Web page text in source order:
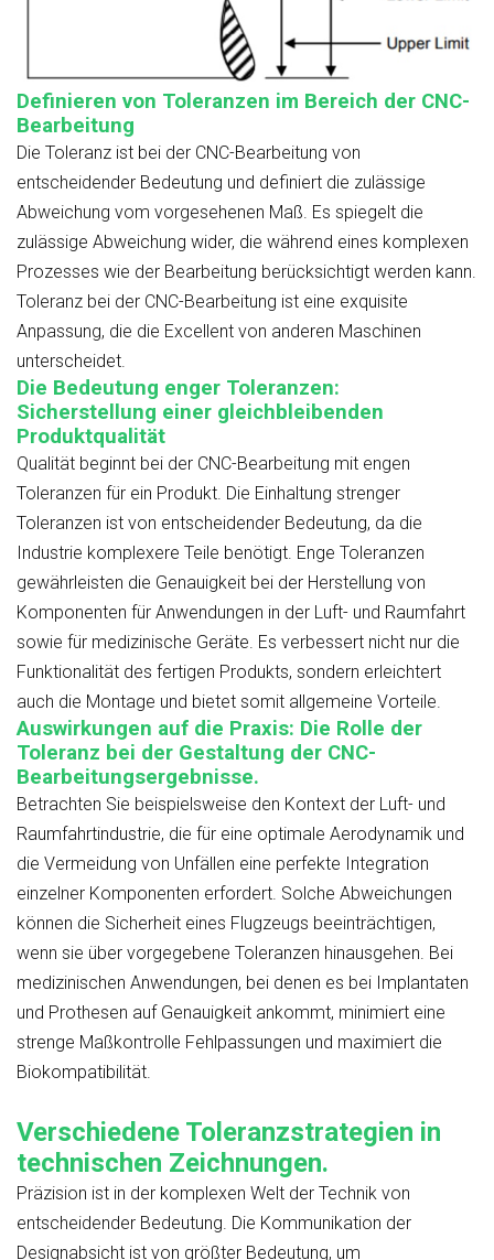
Definieren von Toleranzen im Bereich der CNC-
Bearbeitung
Die Toleranz ist bei der CNC-Bearbeitung von
entscheidender Bedeutung und definiert die zulässige
Abweichung vom vorgesehenen Maß. Es spiegelt die
zulässige Abweichung wider, die während eines komplexen
Prozesses wie der Bearbeitung berücksichtigt werden kann.
Toleranz bei der CNC-Bearbeitung ist eine exquisite
Anpassung, die die Excellent von anderen Maschinen
unterscheidet.
Die Bedeutung enger Toleranzen:
Sicherstellung einer gleichbleibenden
Produktqualität
Qualität beginnt bei der CNC-Bearbeitung mit engen
Toleranzen für ein Produkt. Die Einhaltung strenger
Toleranzen ist von entscheidender Bedeutung, da die
Industrie komplexere Teile benötigt. Enge Toleranzen
gewährleisten die Genauigkeit bei der Herstellung von
Komponenten für Anwendungen in der Luft- und Raumfahrt
sowie für medizinische Geräte. Es verbessert nicht nur die
Funktionalität des fertigen Produkts, sondern erleichtert
auch die Montage und bietet somit allgemeine Vorteile.
Auswirkungen auf die Praxis: Die Rolle der
Toleranz bei der Gestaltung der CNC-
Bearbeitungsergebnisse.
Betrachten Sie beispielsweise den Kontext der Luft- und
Raumfahrtindustrie, die für eine optimale Aerodynamik und
die Vermeidung von Unfällen eine perfekte Integration
einzelner Komponenten erfordert. Solche Abweichungen
können die Sicherheit eines Flugzeugs beeinträchtigen,
wenn sie über vorgegebene Toleranzen hinausgehen. Bei
medizinischen Anwendungen, bei denen es bei Implantaten
und Prothesen auf Genauigkeit ankommt, minimiert eine
strenge Maßkontrolle Fehlpassungen und maximiert die
Biokompatibilität.
Verschiedene Toleranzstrategien in
technischen Zeichnungen.
Präzision ist in der komplexen Welt der Technik von
entscheidender Bedeutung. Die Kommunikation der
Designabsicht ist von größter Bedeutung, um